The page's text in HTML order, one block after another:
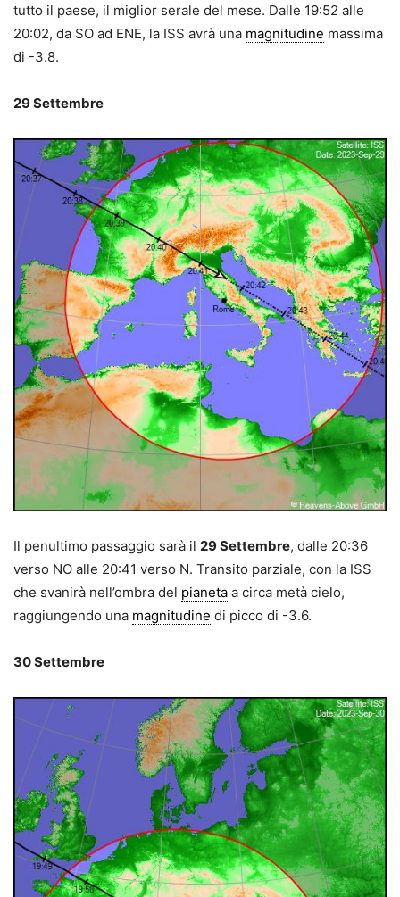
tutto il paese, il miglior serale del mese. Dalle 19:52 alle
20:02, da SO ad ENE, la ISS avrà una magnitudine massima
di -3.8.
29 Settembre
Il penultimo passaggio sarà il 29 Settembre, dalle 20:36
verso NO alle 20:41 verso N. Transito parziale, con la ISS
che svanirà nell’ombra del pianeta a circa metà cielo,
raggiungendo una magnitudine di picco di -3.6.
30 Settembre